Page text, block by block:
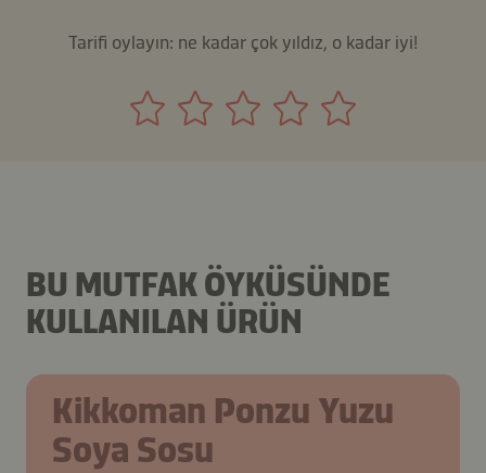
Tarifi oylayın: ne kadar çok yıldız, o kadar iyi!
BU MUTFAK ÖYKÜSÜNDE
KULLANILAN ÜRÜN
Kikkoman Ponzu Yuzu
Soya Sosu